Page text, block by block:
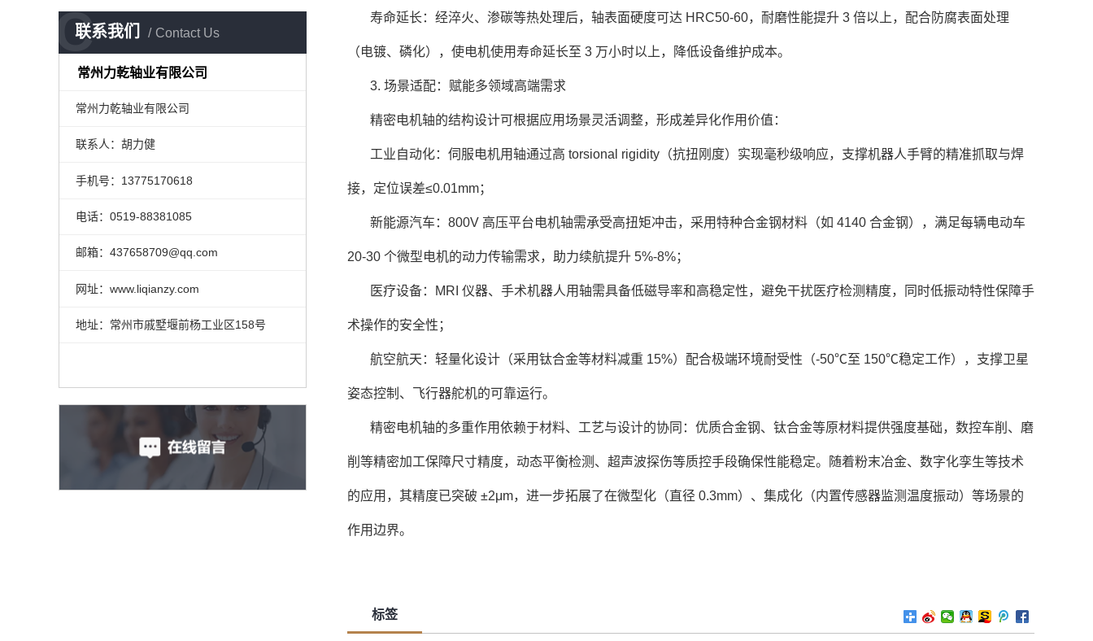
联系我们 Contact Us
C
常州力乾轴业有限公司
常州力乾轴业有限公司
联系人：胡力健
手机号：13775170618
电话：0519-88381085
邮箱：437658709@qq.com
网址：www.liqianzy.com
地址：常州市戚墅堰前杨工业区158号
寿命延长：经淬火、渗碳等热处理后，轴表面硬度可达 HRC50-60，耐磨性能提升 3 倍以上，配合防腐表面处理
（电镀、磷化），使电机使用寿命延长至 3 万小时以上，降低设备维护成本。
3. 场景适配：赋能多领域高端需求
精密电机轴的结构设计可根据应用场景灵活调整，形成差异化作用价值：
工业自动化：伺服电机用轴通过高 torsional rigidity（抗扭刚度）实现毫秒级响应，支撑机器人手臂的精准抓取与焊
接，定位误差≤0.01mm；
新能源汽车：800V 高压平台电机轴需承受高扭矩冲击，采用特种合金钢材料（如 4140 合金钢），满足每辆电动车
20-30 个微型电机的动力传输需求，助力续航提升 5%-8%；
医疗设备：MRI 仪器、手术机器人用轴需具备低磁导率和高稳定性，避免干扰医疗检测精度，同时低振动特性保障手
术操作的安全性；
航空航天：轻量化设计（采用钛合金等材料减重 15%）配合极端环境耐受性（-50℃至 150℃稳定工作），支撑卫星
姿态控制、飞行器舵机的可靠运行。
精密电机轴的多重作用依赖于材料、工艺与设计的协同：优质合金钢、钛合金等原材料提供强度基础，数控车削、磨
削等精密加工保障尺寸精度，动态平衡检测、超声波探伤等质控手段确保性能稳定。随着粉末冶金、数字化孪生等技术
的应用，其精度已突破 ±2μm，进一步拓展了在微型化（直径 0.3mm）、集成化（内置传感器监测温度振动）等场景的
作用边界。
标签